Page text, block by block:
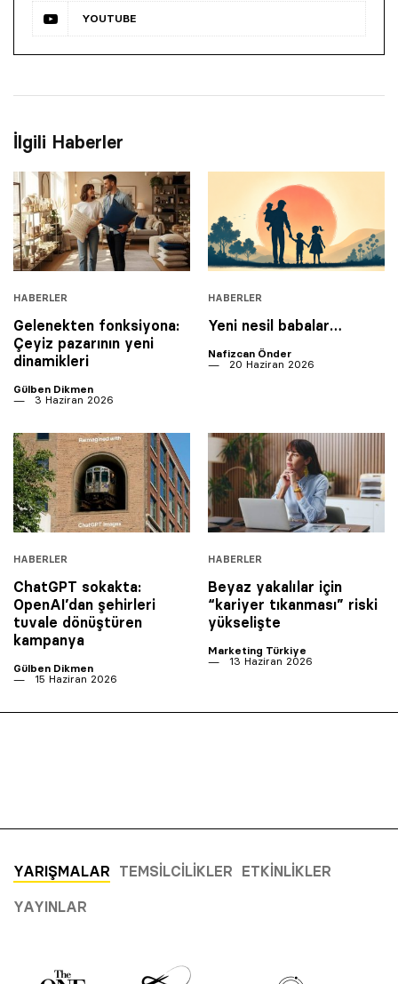
YOUTUBE
İlgili Haberler
HABERLER
Gelenekten fonksiyona:
Çeyiz pazarının yeni
dinamikleri
Gülben Dikmen
3 Haziran 2026
HABERLER
Yeni nesil babalar…
Nafizcan Önder
20 Haziran 2026
HABERLER
ChatGPT sokakta:
OpenAI’dan şehirleri
tuvale dönüştüren
kampanya
Gülben Dikmen
15 Haziran 2026
HABERLER
Beyaz yakalılar için
“kariyer tıkanması” riski
yükselişte
Marketing Türkiye
13 Haziran 2026
YARIŞMALAR TEMSILCILIKLER ETKINLIKLER
YAYINLAR